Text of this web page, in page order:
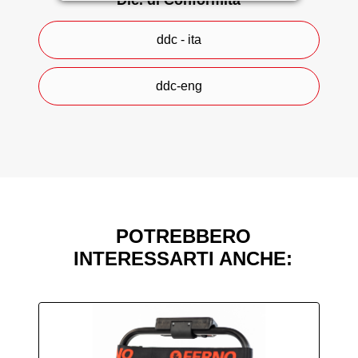
Disponibile nei colori nero, bordeaux e
Marchio CE.
PER IL MERCATO ITALIANO
ddc - ita
ddc-eng
POTREBBERO
INTERESSARTI ANCHE: